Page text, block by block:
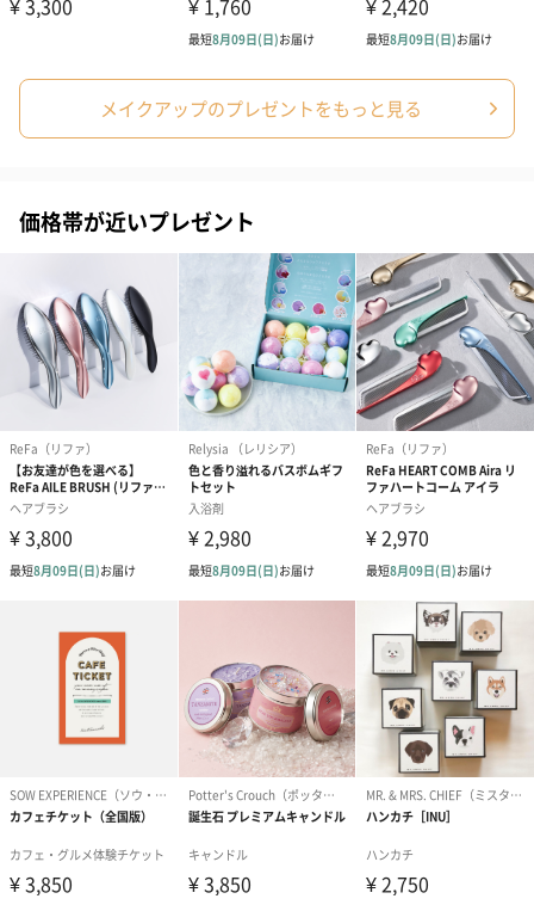
ダンボール装飾（ひま
ダンボール装飾（チュ
ーリップ）（720円）
ダンボール装
イトピンク×
で、加工時の色や見た目などは商品の材質により変わります。
あり（590円）
紙袋
お渡し用の紙袋です。
商品に合わせたサイズをお届けします。
あり（280円）
メイクアップのプレゼントをもっと見る
価格帯が近いプレゼント